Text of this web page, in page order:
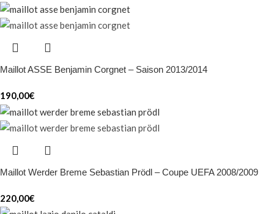
Maillot ASSE Benjamin Corgnet – Saison 2013/2014
190,00€
Maillot Werder Breme Sebastian Prödl – Coupe UEFA 2008/2009
220,00€